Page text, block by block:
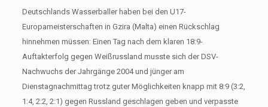
Deutschlands Wasserballer haben bei den U17-
Europameisterschaften in Gzira (Malta) einen Rückschlag
hinnehmen müssen: Einen Tag nach dem klaren 18:9-
Auftakterfolg gegen Weißrussland musste sich der DSV-
Nachwuchs der Jahrgänge 2004 und jünger am
Dienstagnachmittag trotz guter Möglichkeiten knapp mit 8:9 (3:2,
1:4, 2:2, 2:1) gegen Russland geschlagen geben und verpasste